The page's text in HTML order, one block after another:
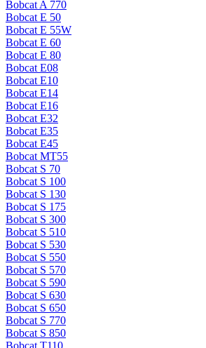
Bobcat A 770
Bobcat E 50
Bobcat E 55W
Bobcat E 60
Bobcat E 80
Bobcat E08
Bobcat E10
Bobcat E14
Bobcat E16
Bobcat E32
Bobcat E35
Bobcat E45
Bobcat MT55
Bobcat S 70
Bobcat S 100
Bobcat S 130
Bobcat S 175
Bobcat S 300
Bobcat S 510
Bobcat S 530
Bobcat S 550
Bobcat S 570
Bobcat S 590
Bobcat S 630
Bobcat S 650
Bobcat S 770
Bobcat S 850
Bobcat T110